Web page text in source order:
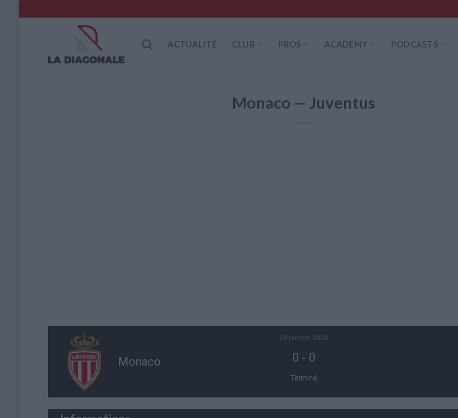
to
ACTUALITÉ CLUB PROS ACADEMY PODCASTS
Monaco — Juventus
Monaco
28 janvier 2026
0 - 0
Terminé